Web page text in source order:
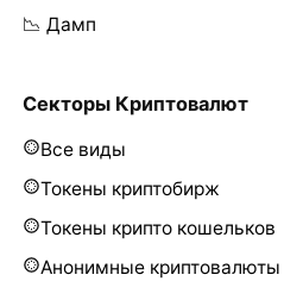
📉 Дамп
Секторы Криптовалют
Все виды
Токены криптобирж
Токены крипто кошельков
Анонимные криптовалюты